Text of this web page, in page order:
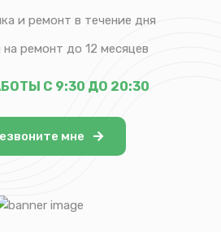
и ремонт в течение дня
на ремонт до 12 месяцев
С 9:30 ДО 20:30
мне